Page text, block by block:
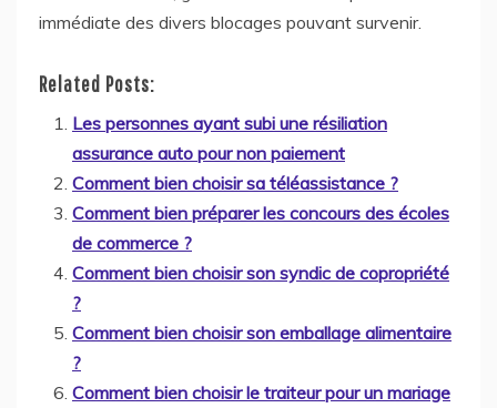
immédiate des divers blocages pouvant survenir.
Related Posts:
Les personnes ayant subi une résiliation
assurance auto pour non paiement
Comment bien choisir sa téléassistance ?
Comment bien préparer les concours des écoles
de commerce ?
Comment bien choisir son syndic de copropriété
?
Comment bien choisir son emballage alimentaire
?
Comment bien choisir le traiteur pour un mariage